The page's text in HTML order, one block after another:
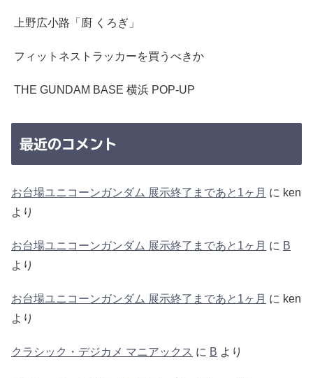
上野広小路「廚 くろぎ」
フィットネストラッカーを買うべきか
THE GUNDAM BASE 横浜 POP-UP
最近のコメント
お台場ユニコーンガンダム 展示終了まであと1ヶ月 に ken
より
お台場ユニコーンガンダム 展示終了まであと1ヶ月 に B
より
お台場ユニコーンガンダム 展示終了まであと1ヶ月 に ken
より
クラシック・デジカメ マニアックス に B より